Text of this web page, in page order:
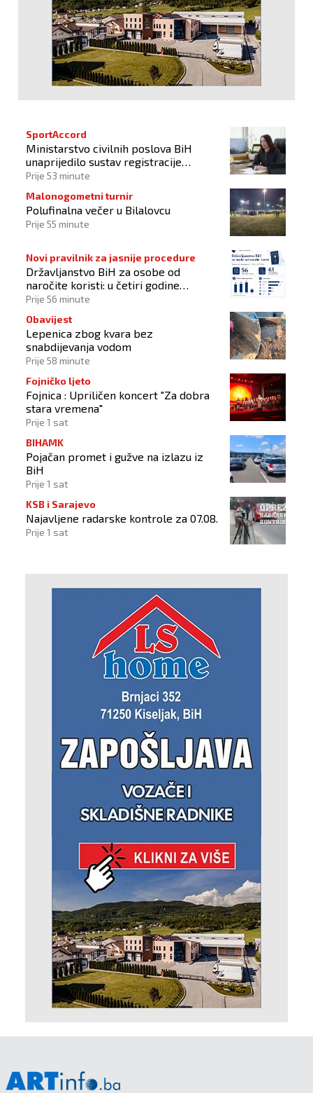
SportAccord
Ministarstvo civilnih poslova BiH
unaprijedilo sustav registracije
sportskih organizacija
Prije 53 minute
Malonogometni turnir
Polufinalna večer u Bilalovcu
Prije 55 minute
Novi pravilnik za jasnije procedure
Državljanstvo BiH za osobe od
naročite koristi: u četiri godine
odobrena 43 zahtjeva
Prije 56 minute
Obavijest
Lepenica zbog kvara bez
snabdijevanja vodom
Prije 58 minute
Fojničko ljeto
Fojnica : Upriličen koncert "Za dobra
stara vremena"
Prije 1 sat
BIHAMK
Pojačan promet i gužve na izlazu iz
BiH
Prije 1 sat
KSB i Sarajevo
Najavljene radarske kontrole za 07.08.
Prije 1 sat